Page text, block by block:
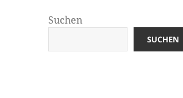
Suchen
SUCHEN